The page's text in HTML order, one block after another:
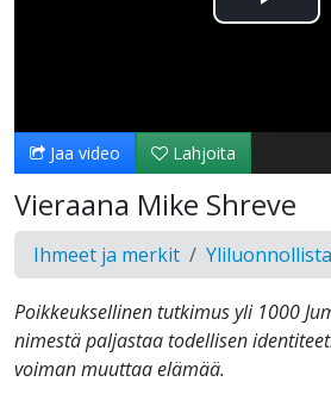
Jaa video Lahjoita
Vieraana Mike Shreve
Ihmeet ja merkit Yliluonnollista
Poikkeuksellinen tutkimus yli 1000
nimestä paljastaa todellisen
voiman muuttaa elämää.